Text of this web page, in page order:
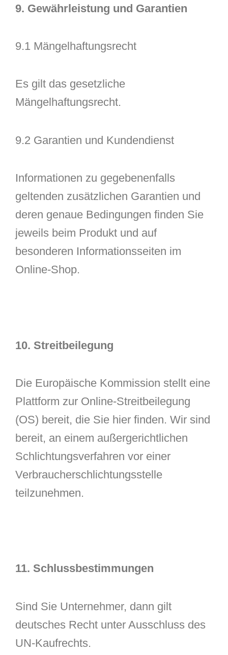
9. Gewährleistung und Garantien
9.1 Mängelhaftungsrecht
Es gilt das gesetzliche
Mängelhaftungsrecht.
9.2 Garantien und Kundendienst
Informationen zu gegebenenfalls
geltenden zusätzlichen Garantien und
deren genaue Bedingungen finden Sie
jeweils beim Produkt und auf
besonderen Informationsseiten im
Online-Shop.
10. Streitbeilegung
Die Europäische Kommission stellt eine
Plattform zur Online-Streitbeilegung
(OS) bereit, die Sie hier finden. Wir sind
bereit, an einem außergerichtlichen
Schlichtungsverfahren vor einer
Verbraucherschlichtungsstelle
teilzunehmen.
11. Schlussbestimmungen
Sind Sie Unternehmer, dann gilt
deutsches Recht unter Ausschluss des
UN-Kaufrechts.